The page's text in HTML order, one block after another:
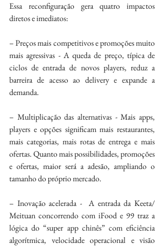
Essa reconfiguração gera quatro impactos
diretos e imediatos:
– Preços mais competitivos e promoções muito
mais agressivas - A queda de preço, típica de
ciclos de entrada de novos players, reduz a
barreira de acesso ao delivery e expande a
demanda.
– Multiplicação das alternativas - Mais apps,
players e opções significam mais restaurantes,
mais categorias, mais rotas de entrega e mais
ofertas. Quanto mais possibilidades, promoções
e ofertas, maior será a adesão, ampliando o
tamanho do próprio mercado.
– Inovação acelerada -  A entrada da Keeta/
Meituan concorrendo com iFood e 99 traz a
lógica do “super app chinês” com eficiência
algorítmica, velocidade operacional e visão